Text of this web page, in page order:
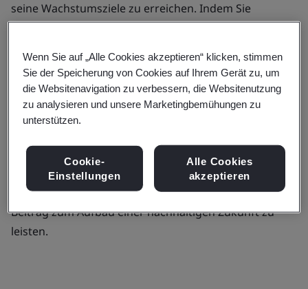
seine Wachstumsziele zu erreichen. Indem Sie
sicherstellen, dass Ihre internen Prozesse mit Ihrer
übereinstimmen, kann Ihr Audit-Programm Sie dabei
unterstützen, das Betriebsrisiko zu senken, das
Vertrauen der Stakeholder zu sichern und Ihren Ruf
für betriebliche Exzellenz zu verbessern.
Mit unserem internen Auditprogramm helfen wir
Ihnen, die Governance zu stärken, die Leistung zu
verbessern, Datenbestände zu schützen und einen
Beitrag zum Aufbau einer nachhaltigen Zukunft zu
leisten.
Wenn Sie auf „Alle Cookies akzeptieren“ klicken, stimmen
Sie der Speicherung von Cookies auf Ihrem Gerät zu, um
die Websitenavigation zu verbessern, die Websitenutzung
zu analysieren und unsere Marketingbemühungen zu
unterstützen.
Cookie-
Einstellungen
Alle Cookies
akzeptieren